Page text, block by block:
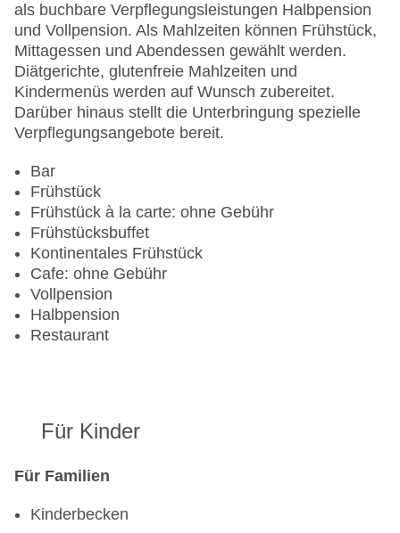
als buchbare Verpflegungsleistungen Halbpension
und Vollpension. Als Mahlzeiten können Frühstück,
Mittagessen und Abendessen gewählt werden.
Diätgerichte, glutenfreie Mahlzeiten und
Kindermenüs werden auf Wunsch zubereitet.
Darüber hinaus stellt die Unterbringung spezielle
Verpflegungsangebote bereit.
Bar
Frühstück
Frühstück à la carte: ohne Gebühr
Frühstücksbuffet
Kontinentales Frühstück
Cafe: ohne Gebühr
Vollpension
Halbpension
Restaurant
Für Kinder
Für Familien
Kinderbecken